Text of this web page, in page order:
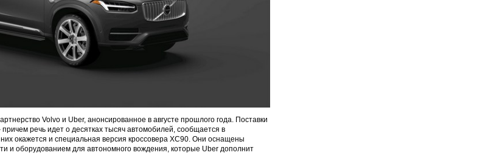
Volvo и Uber, анонсированное в августе прошлого года. Поставки
причем речь идет о десятках тысяч автомобилей, сообщается в
окажется и специальная версия кроссовера XC90. Они оснащены
и оборудованием для автономного вождения, которые Uber дополнит